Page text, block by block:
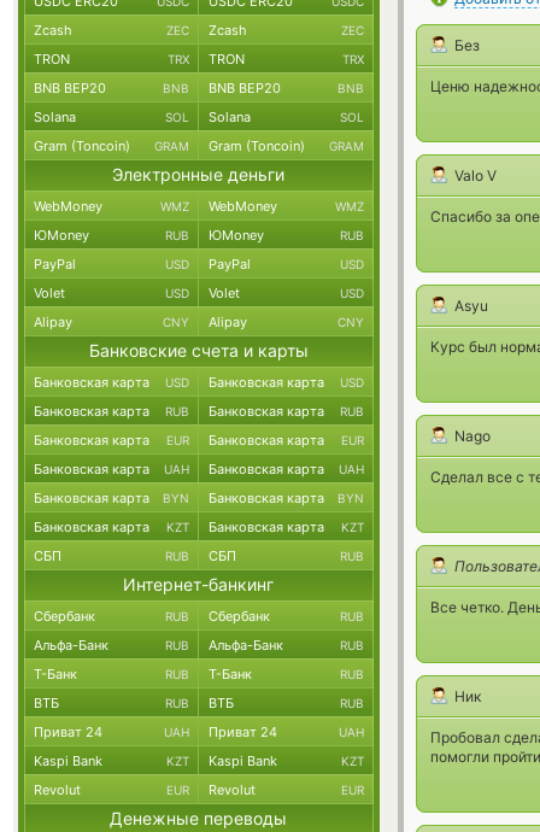
Без
Ценю
Valo V
Спасибо за
Asyu
Курс был
Nago
Сделал все с
Все четко.
Ник
Пробовал
помогли
Zcash ZEC Zcash ZEC
TRON TRX TRON TRX
BNB BEP20 BNB BNB BEP20 BNB
Solana SOL Solana SOL
Gram (Toncoin) GRAM Gram (Toncoin) GRAM
Электронные деньги
WebMoney WMZ WebMoney WMZ
ЮMoney RUB ЮMoney RUB
PayPal USD PayPal USD
Volet USD Volet USD
Alipay CNY Alipay CNY
Банковские счета и карты
Банковская карта USD Банковская карта USD
Банковская карта RUB Банковская карта RUB
Банковская карта EUR Банковская карта EUR
Банковская карта UAH Банковская карта UAH
Банковская карта BYN Банковская карта BYN
Банковская карта KZT Банковская карта KZT
СБП RUB СБП RUB
Интернет-банкинг
Сбербанк RUB Сбербанк RUB
Альфа-Банк RUB Альфа-Банк RUB
Т-Банк RUB Т-Банк RUB
ВТБ RUB ВТБ RUB
Приват 24 UAH Приват 24 UAH
Kaspi Bank KZT Kaspi Bank KZT
Revolut EUR Revolut EUR
Денежные переводы